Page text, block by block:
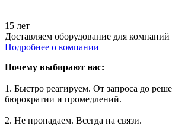
15 лет
Доставляем оборудование для
Подробнее о компании
Почему выбирают нас:
1. Быстро реагируем. От запроса до
бюрократии и промедлений.
2. Не пропадаем. Всегда на связи.